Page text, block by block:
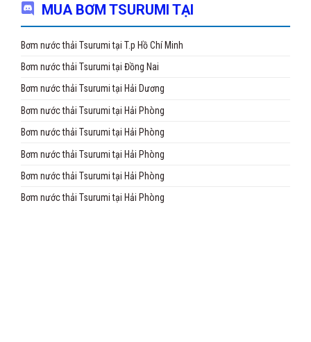
MUA BƠM TSURUMI TẠI
Bơm nước thải Tsurumi tại T.p Hồ Chí Minh
Bơm nước thải Tsurumi tại Đồng Nai
Bơm nước thải Tsurumi tại Hải Dương
Bơm nước thải Tsurumi tại Hải Phòng
Bơm nước thải Tsurumi tại Hải Phòng
Bơm nước thải Tsurumi tại Hải Phòng
Bơm nước thải Tsurumi tại Hải Phòng
Bơm nước thải Tsurumi tại Hải Phòng